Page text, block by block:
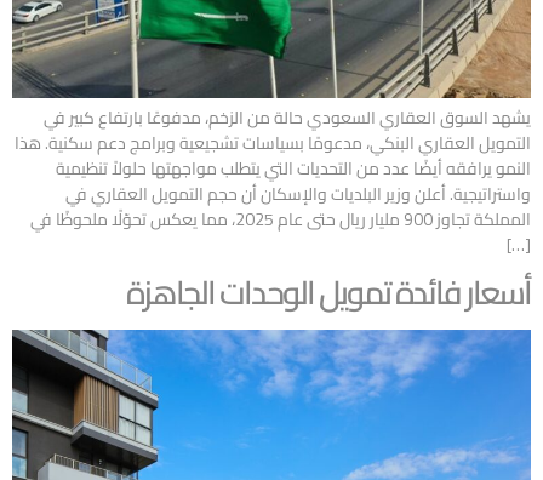
يشهد السوق العقاري السعودي حالة من الزخم، مدفوعًا بارتفاع كبير في
التمويل العقاري البنكي، مدعومًا بسياسات تشجيعية وبرامج دعم سكنية. هذا
النمو يرافقه أيضًا عدد من التحديات التي يتطلب مواجهتها حلولاً تنظيمية
واستراتيجية. أعلن وزير البلديات والإسكان أن حجم التمويل العقاري في
المملكة تجاوز 900 مليار ريال حتى عام 2025، مما يعكس تحوّلًا ملحوظًا في
[…]
أسعار فائدة تمويل الوحدات الجاهزة